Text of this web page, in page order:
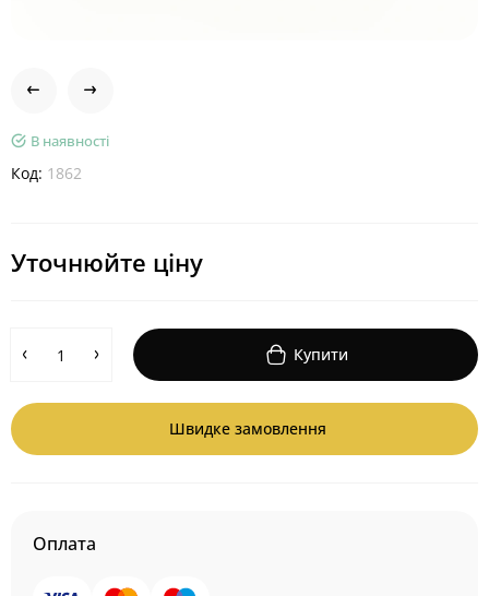
В наявності
Код: 1862
Уточнюйте ціну
Купити
Швидке замовлення
Оплата